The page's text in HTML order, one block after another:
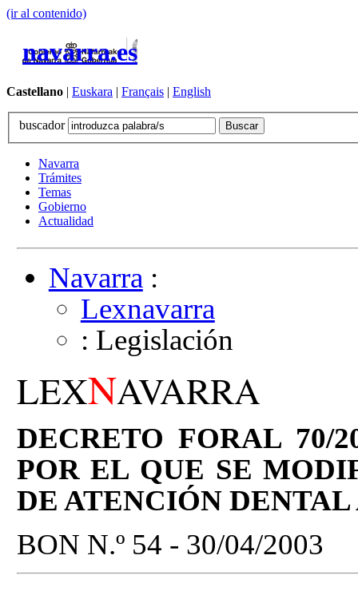
(ir al contenido)
navarra.es
Castellano | Euskara | Français | English
buscador
Navarra
Trámites
Temas
Gobierno
Actualidad
Navarra:
Lexnavarra
: Legislación
LEXNAVARRA
DECRETO FORAL 70/
POR EL QUE SE
DE ATENCIÓN
BON N.º 54 - 30/04/2003